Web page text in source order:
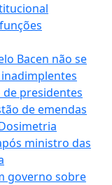
Bacen não se
presidentes
de emendas
ministro das
governo sobre